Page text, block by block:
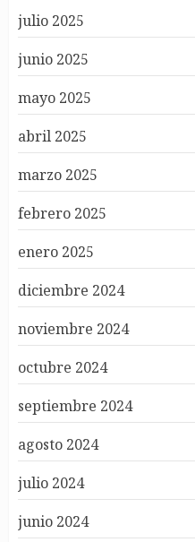
julio 2025
junio 2025
mayo 2025
abril 2025
marzo 2025
febrero 2025
enero 2025
diciembre 2024
noviembre 2024
octubre 2024
septiembre 2024
agosto 2024
julio 2024
junio 2024